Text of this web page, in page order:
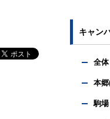
キャン
全体
本
駒